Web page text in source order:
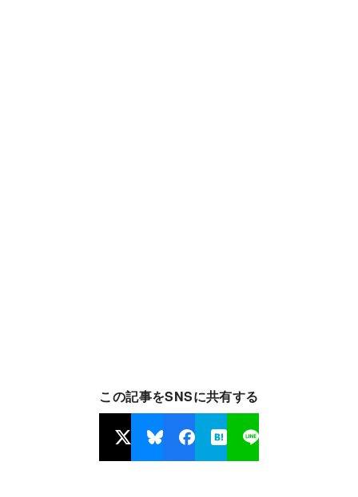
この記事をSNSに共有する